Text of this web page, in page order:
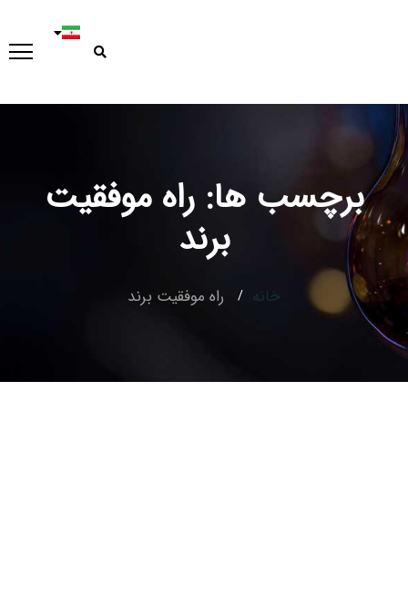
برچسب ها: راه موفقیت
برند
خانه راه موفقیت برند